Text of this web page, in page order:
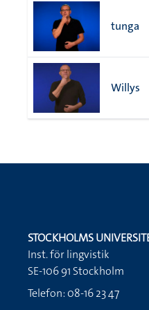
tunga
Willys
STOCKHOLMS
Inst. för lingvistik
SE-106 91 Stockholm
Telefon: 08-16 23 47